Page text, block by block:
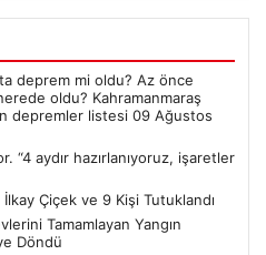
deprem mi oldu? Az önce
oldu? Kahramanmaraş
depremler listesi 09 Ağustos
“4 aydır hazırlanıyoruz, işaretler
Çiçek ve 9 Kişi Tutuklandı
Tamamlayan Yangın
Döndü